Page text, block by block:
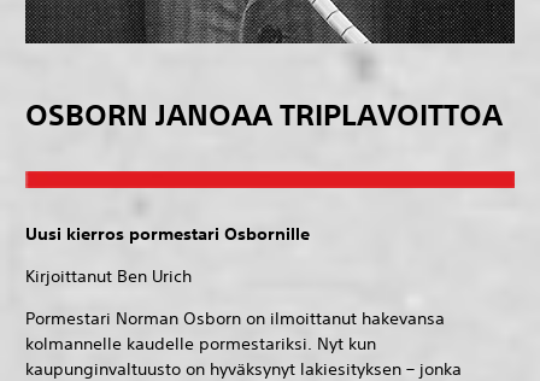
OSBORN JANOAA TRIPLAVOITTOA
Uusi kierros pormestari Osbornille
Kirjoittanut Ben Urich
Pormestari Norman Osborn on ilmoittanut hakevansa
kolmannelle kaudelle pormestariksi. Nyt kun
kaupunginvaltuusto on hyväksynyt lakiesityksen – jonka